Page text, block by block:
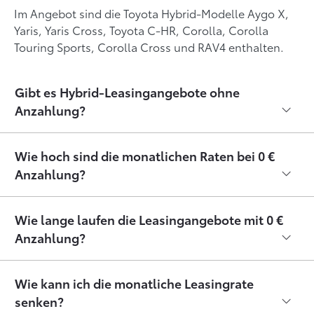
Im Angebot sind die Toyota Hybrid-Modelle Aygo X,
Yaris, Yaris Cross, Toyota C-HR, Corolla, Corolla
Touring Sports, Corolla Cross und RAV4 enthalten.
Gibt es Hybrid-Leasingangebote ohne
Anzahlung?
Wie hoch sind die monatlichen Raten bei 0 €
Anzahlung?
Wie lange laufen die Leasingangebote mit 0 €
Anzahlung?
Wie kann ich die monatliche Leasingrate
senken?